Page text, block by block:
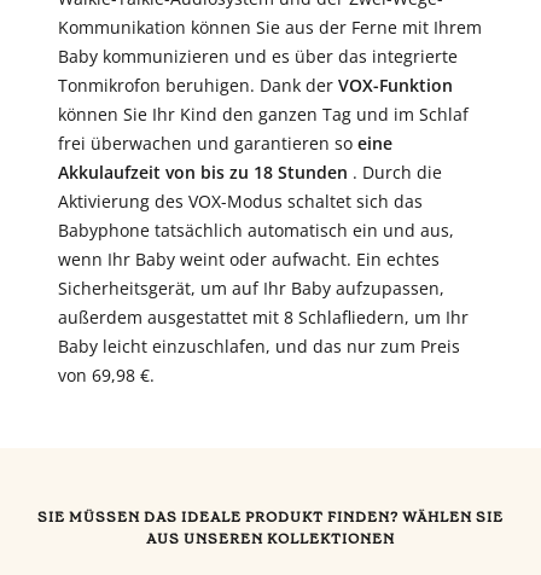
Kommunikation können Sie aus der Ferne mit Ihrem
Baby kommunizieren und es über das integrierte
Tonmikrofon beruhigen. Dank der VOX-Funktion
können Sie Ihr Kind den ganzen Tag und im Schlaf
frei überwachen und garantieren so eine
Akkulaufzeit von bis zu 18 Stunden . Durch die
Aktivierung des VOX-Modus schaltet sich das
Babyphone tatsächlich automatisch ein und aus,
wenn Ihr Baby weint oder aufwacht. Ein echtes
Sicherheitsgerät, um auf Ihr Baby aufzupassen,
außerdem ausgestattet mit 8 Schlafliedern, um Ihr
Baby leicht einzuschlafen, und das nur zum Preis
von 69,98 €.
SIE MÜSSEN DAS IDEALE PRODUKT FINDEN? WÄHLEN SIE
AUS UNSEREN KOLLEKTIONEN